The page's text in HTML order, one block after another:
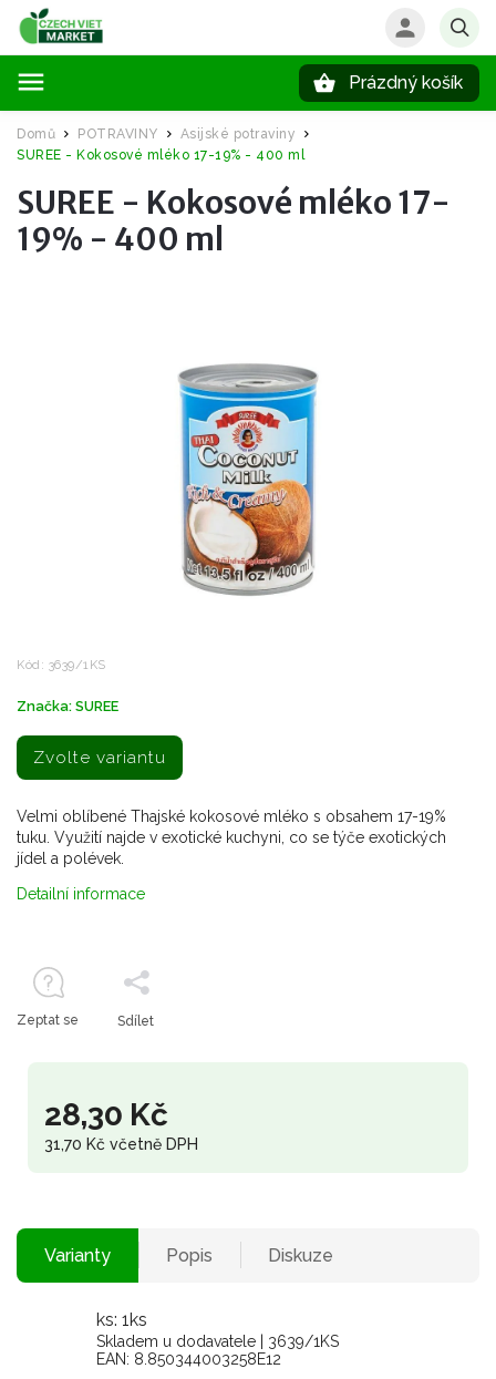
Prázdný košík
Domů / POTRAVINY / Asijské potraviny
/
SUREE - Kokosové mléko 17-19% - 400 ml
SUREE - Kokosové mléko 17-
19% - 400 ml
Kód: 3639/1KS
Značka: SUREE
28,30 Kč
31,70 Kč včetně DPH
Zvolte variantu
Velmi oblíbené Thajské kokosové mléko s obsahem 17-19%
tuku. Využití najde v exotické kuchyni, co se týče exotických
jídel a polévek.
Detailní informace
Zeptat se Sdílet
Varianty Popis Diskuze
ks: 1ks
Skladem u dodavatele
| 3639/1KS
EAN: 8.850344003258E12